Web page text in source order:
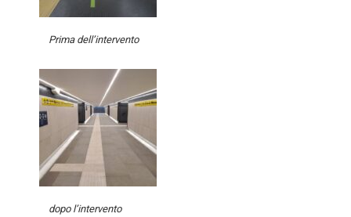
Prima dell’intervento
dopo l’intervento